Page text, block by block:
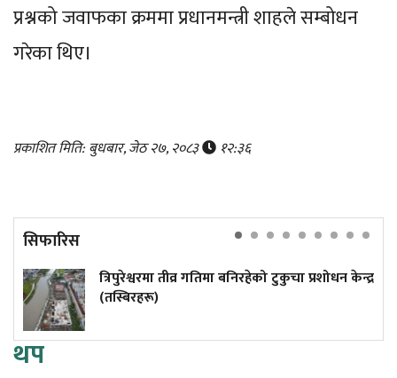
प्रश्नको जवाफका क्रममा प्रधानमन्त्री शाहले सम्बोधन
गरेका थिए।
प्रकाशित मिति: बुधबार, जेठ २७, २०८३ १२:३६
सिफारिस
त्रिपुरेश्वरमा तीव्र गतिमा बनिरहेको टुकुचा प्रशोधन केन्द्र
(तस्बिरहरू)
थप